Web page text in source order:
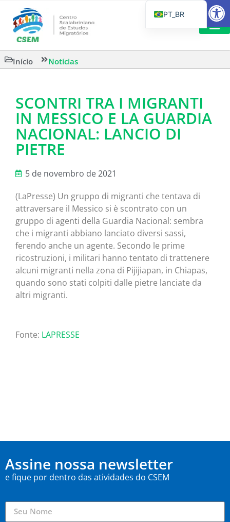
Início Notícias
SCONTRI TRA I MIGRANTI
IN MESSICO E LA GUARDIA
NACIONAL: LANCIO DI
PIETRE
5 de novembro de 2021
(LaPresse) Un gruppo di migranti che tentava di
attraversare il Messico si è scontrato con un
gruppo di agenti della Guardia Nacional: sembra
che i migranti abbiano lanciato diversi sassi,
ferendo anche un agente. Secondo le prime
ricostruzioni, i militari hanno tentato di trattenere
alcuni migranti nella zona di Pijijiapan, in Chiapas,
quando sono stati colpiti dalle pietre lanciate da
altri migranti.
Fonte: LAPRESSE
Assine nossa newsletter
e fique por dentro das atividades do CSEM
PT_BR
IT